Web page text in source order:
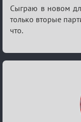
Re:
Обсуждение
X
«Mortal
Сыграю в новом
только вторые
что.